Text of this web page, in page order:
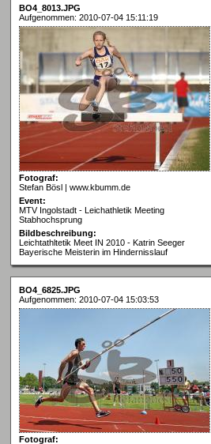
BO4_8013.JPG
Aufgenommen: 2010-07-04 15:11:19
Fotograf:
Stefan Bösl | www.kbumm.de
Event:
MTV Ingolstadt - Leichathletik Meeting
Stabhochsprung
Bildbeschreibung:
Leichtathltetik Meet IN 2010 - Katrin Seeger
Bayerische Meisterin im Hindernisslauf
BO4_6825.JPG
Aufgenommen: 2010-07-04 15:03:53
Fotograf: